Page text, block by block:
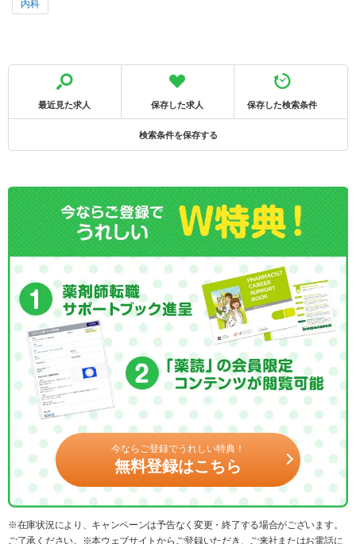
内科
最近見た求人 保存した求人 保存した検索条件
検索条件を保存する
今ならご登録でうれしい特典！
無料登録はこちら
※在庫状況により、キャンペーンは予告なく変更・終了する場合がございます。
ご了承ください。※本ウェブサイトからご登録いただき、ご来社またはお電話に